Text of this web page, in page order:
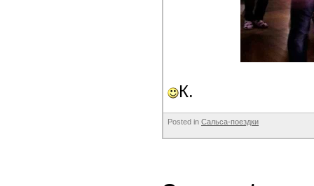
К.
Posted in Сальса-поездки